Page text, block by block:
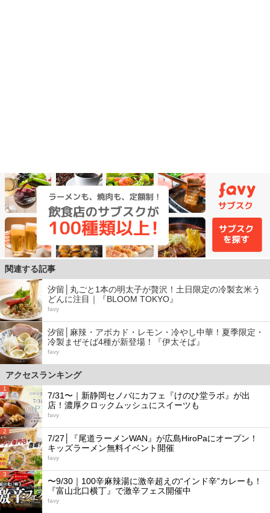
関連する記事
汐留│丸ごと1本の明太子が贅沢！土日限定の冷製玄米う
どんに注目｜『BLOOM TOKYO』
favy
汐留│麻辣・アボカド・レモン・冷やし中華！夏季限定・
冷製まぜそば4種が新登場！『伊太そば』
favy
アクセスランキング
1
7/31〜｜新静岡セノバにカフェ『けのひ堂ラボ』が出
店！濃厚クロックムッシュにスイーツも
favy
2
7/27│『尾道ラーメンWAN』が広島HiroPaにオープン！
キッズラーメン無料イベント開催
favy
3
〜9/30｜100辛麻辣湯に激辛超えの“インド辛”カレーも！
『富山北口横丁』で激辛フェス開催中
favy